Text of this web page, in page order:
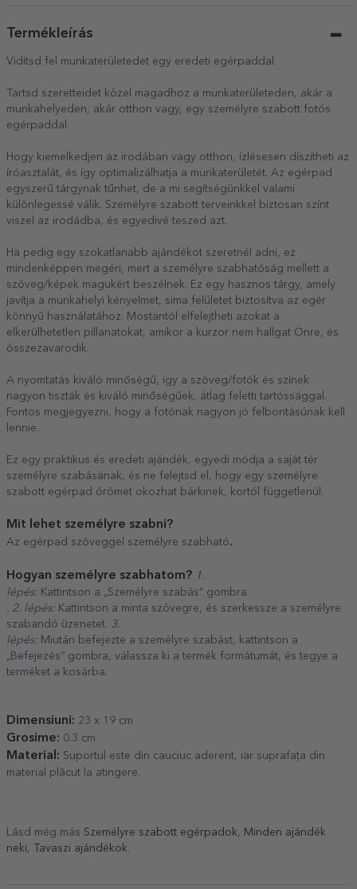
Termékleírás
Vidítsd fel munkaterületedet egy eredeti egérpaddal.
Tartsd szeretteidet közel magadhoz a munkaterületeden, akár a
munkahelyeden, akár otthon vagy, egy személyre szabott fotós
egérpaddal.
Hogy kiemelkedjen az irodában vagy otthon, ízlésesen díszítheti az
íróasztalát, és így optimalizálhatja a munkaterületét. Az egérpad
egyszerű tárgynak tűnhet, de a mi segítségünkkel valami
különlegessé válik. Személyre szabott terveinkkel biztosan színt
viszel az irodádba, és egyedivé teszed azt.
Ha pedig egy szokatlanabb ajándékot szeretnél adni, ez
mindenképpen megéri, mert a személyre szabhatóság mellett a
szöveg/képek magukért beszélnek. Ez egy hasznos tárgy, amely
javítja a munkahelyi kényelmet, sima felületet biztosítva az egér
könnyű használatához. Mostantól elfelejtheti azokat a
elkerülhetetlen pillanatokat, amikor a kurzor nem hallgat Önre, és
összezavarodik.
A nyomtatás kiváló minőségű, így a szöveg/fotók és színek
nagyon tiszták és kiváló minőségűek, átlag feletti tartóssággal.
Fontos megjegyezni, hogy a fotónak nagyon jó felbontásúnak kell
lennie.
Ez egy praktikus és eredeti ajándék, egyedi módja a saját tér
személyre szabásának, és ne felejtsd el, hogy egy személyre
szabott egérpad örömet okozhat bárkinek, kortól függetlenül.
Mit lehet személyre szabni?
Az egérpad szöveggel személyre szabható.
Hogyan személyre szabhatom? 1.
lépés: Kattintson a „Személyre szabás” gombra
. 2. lépés: Kattintson a minta szövegre, és szerkessze a személyre
szabandó üzenetet. 3.
lépés: Miután befejezte a személyre szabást, kattintson a
„Befejezés” gombra, válassza ki a termék formátumát, és tegye a
terméket a kosárba.
Dimensiuni: 23 x 19 cm
Grosime: 0.3 cm
Material: Suportul este din cauciuc aderent, iar suprafața din
material plăcut la atingere.
Lásd még más Személyre szabott egérpadok, Minden ajándék
neki, Tavaszi ajándékok.